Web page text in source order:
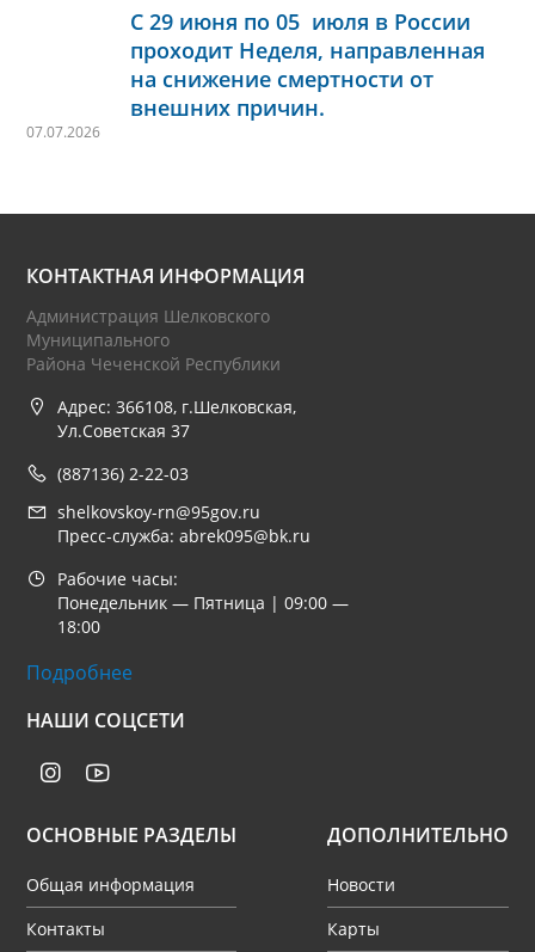
С 29 июня по 05 июля в России
проходит Неделя, направленная
на снижение смертности от
внешних причин.
07.07.2026
КОНТАКТНАЯ ИНФОРМАЦИЯ
Администрация Шелковского
Муниципального
Района Чеченской Республики
Адрес: 366108, г.Шелковская,
Ул.Советская 37
(887136) 2-22-03
shelkovskoy-rn@95gov.ru
Пресс-служба: abrek095@bk.ru
Рабочие часы:
Понедельник — Пятница | 09:00 —
18:00
Подробнее
НАШИ СОЦСЕТИ
ОСНОВНЫЕ РАЗДЕЛЫ
Общая информация
Контакты
ДОПОЛНИТЕЛЬНО
Новости
Карты